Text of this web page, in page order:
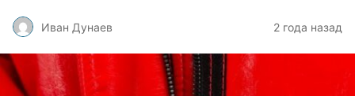
Иван Дунаев 2 года назад